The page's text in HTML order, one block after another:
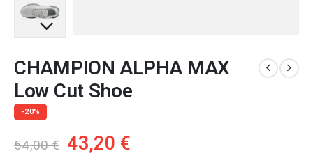
CHAMPION ALPHA MAX
Low Cut Shoe
-20%
54,00€ Original
43,20 €